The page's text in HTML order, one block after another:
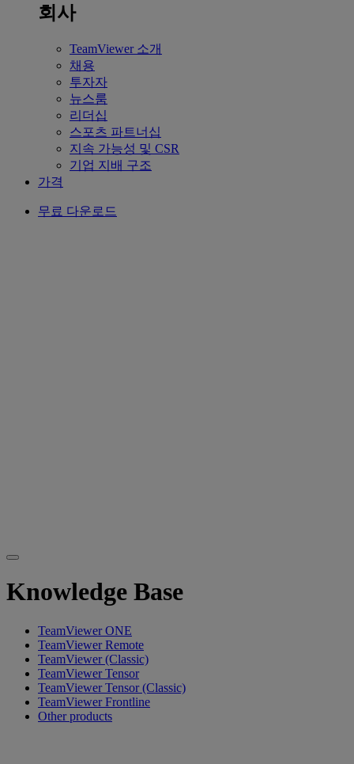
회사
TeamViewer 소개
채용
투자자
뉴스룸
리더십
스포츠 파트너십
지속 가능성 및 CSR
기업 지배 구조
가격
무료 다운로드
Knowledge Base
TeamViewer ONE
TeamViewer Remote
TeamViewer (Classic)
TeamViewer Tensor
TeamViewer Tensor (Classic)
TeamViewer Frontline
Other products